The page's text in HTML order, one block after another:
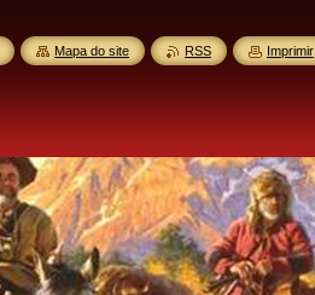
Mapa do site RSS Imprimir